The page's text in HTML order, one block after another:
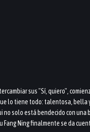
sus "Sí, quiero",
lo tiene todo: talentosa,
solo está bendecido con
Ning finalmente se da